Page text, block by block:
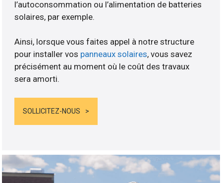
l’autoconsommation ou l’alimentation de batteries
solaires, par exemple.
Ainsi, lorsque vous faites appel à notre structure
pour installer vos panneaux solaires, vous savez
précisément au moment où le coût des travaux
sera amorti.
SOLLICITEZ-NOUS